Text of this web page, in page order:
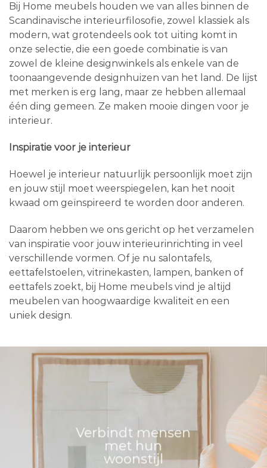
Bij Home meubels houden we van alles binnen de
Scandinavische interieurfilosofie, zowel klassiek als
modern, wat grotendeels ook tot uiting komt in
onze selectie, die een goede combinatie is van
zowel de kleine designwinkels als enkele van de
toonaangevende designhuizen van het land. De lijst
met merken is erg lang, maar ze hebben allemaal
één ding gemeen. Ze maken mooie dingen voor je
interieur.
Inspiratie voor je interieur
Hoewel je interieur natuurlijk persoonlijk moet zijn
en jouw stijl moet weerspiegelen, kan het nooit
kwaad om geïnspireerd te worden door anderen.
Daarom hebben we ons gericht op het verzamelen
van inspiratie voor jouw interieurinrichting in veel
verschillende vormen. Of je nu salontafels,
eettafelstoelen, vitrinekasten, lampen, banken of
eettafels zoekt, bij Home meubels vind je altijd
meubelen van hoogwaardige kwaliteit en een
uniek design.
Verbindt mensen
met hun
woonstijl